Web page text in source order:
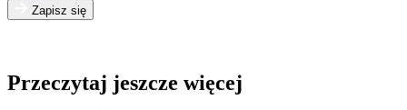
Zapisz się
Przeczytaj jeszcze więcej